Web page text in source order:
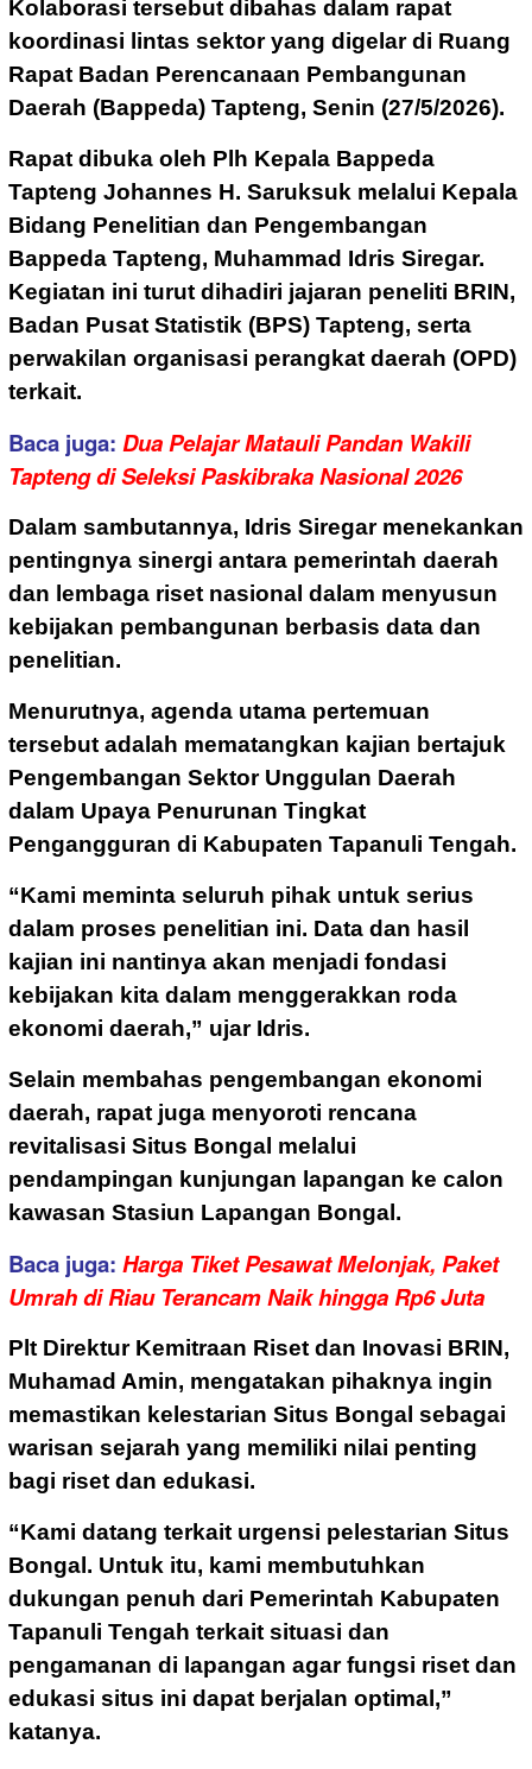
Kolaborasi tersebut dibahas dalam rapat
koordinasi lintas sektor yang digelar di Ruang
Rapat Badan Perencanaan Pembangunan
Daerah (Bappeda) Tapteng, Senin (27/5/2026).
Rapat dibuka oleh Plh Kepala Bappeda
Tapteng Johannes H. Saruksuk melalui Kepala
Bidang Penelitian dan Pengembangan
Bappeda Tapteng, Muhammad Idris Siregar.
Kegiatan ini turut dihadiri jajaran peneliti BRIN,
Badan Pusat Statistik (BPS) Tapteng, serta
perwakilan organisasi perangkat daerah (OPD)
terkait.
Baca juga: Dua Pelajar Matauli Pandan Wakili
Tapteng di Seleksi Paskibraka Nasional 2026
Dalam sambutannya, Idris Siregar menekankan
pentingnya sinergi antara pemerintah daerah
dan lembaga riset nasional dalam menyusun
kebijakan pembangunan berbasis data dan
penelitian.
Menurutnya, agenda utama pertemuan
tersebut adalah mematangkan kajian bertajuk
Pengembangan Sektor Unggulan Daerah
dalam Upaya Penurunan Tingkat
Pengangguran di Kabupaten Tapanuli Tengah.
“Kami meminta seluruh pihak untuk serius
dalam proses penelitian ini. Data dan hasil
kajian ini nantinya akan menjadi fondasi
kebijakan kita dalam menggerakkan roda
ekonomi daerah,” ujar Idris.
Selain membahas pengembangan ekonomi
daerah, rapat juga menyoroti rencana
revitalisasi Situs Bongal melalui
pendampingan kunjungan lapangan ke calon
kawasan Stasiun Lapangan Bongal.
Baca juga: Harga Tiket Pesawat Melonjak, Paket
Umrah di Riau Terancam Naik hingga Rp6 Juta
Plt Direktur Kemitraan Riset dan Inovasi BRIN,
Muhamad Amin, mengatakan pihaknya ingin
memastikan kelestarian Situs Bongal sebagai
warisan sejarah yang memiliki nilai penting
bagi riset dan edukasi.
“Kami datang terkait urgensi pelestarian Situs
Bongal. Untuk itu, kami membutuhkan
dukungan penuh dari Pemerintah Kabupaten
Tapanuli Tengah terkait situasi dan
pengamanan di lapangan agar fungsi riset dan
edukasi situs ini dapat berjalan optimal,”
katanya.